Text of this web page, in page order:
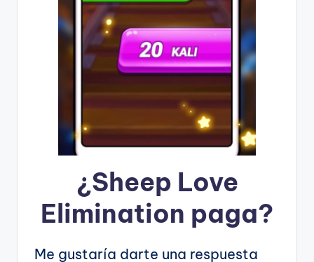
¿Sheep Love
Elimination paga?
Me gustaría darte una respuesta